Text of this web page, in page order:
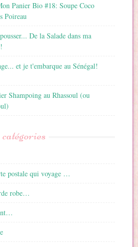
Panier Bio #18: Soupe Coco
Poireau
De la Salade dans ma
et je t'embarque au Sénégal!
Shampoing au Rhassoul (ou
catégories
postale qui voyage …
robe…